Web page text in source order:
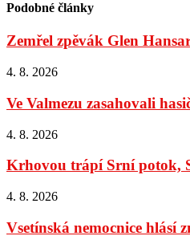
Podobné články
Zemřel zpěvák Glen
4. 8. 2026
Ve Valmezu zasahovali
4. 8. 2026
Krhovou trápí Srní potok,
4. 8. 2026
Vsetínská nemocnice hlásí